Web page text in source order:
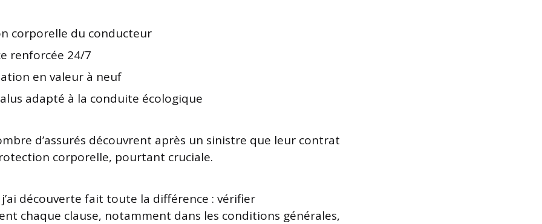
corporelle du conducteur
renforcée 24/7
en valeur à neuf
adapté à la conduite écologique
d’assurés découvrent après un sinistre que leur contrat
corporelle, pourtant cruciale.
découverte fait toute la différence : vérifier
chaque clause, notamment dans les conditions générales,